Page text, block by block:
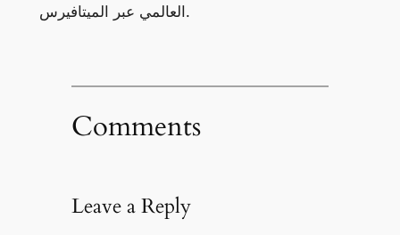
العالمي عبر الميتافيرس.
Comments
Leave a Reply